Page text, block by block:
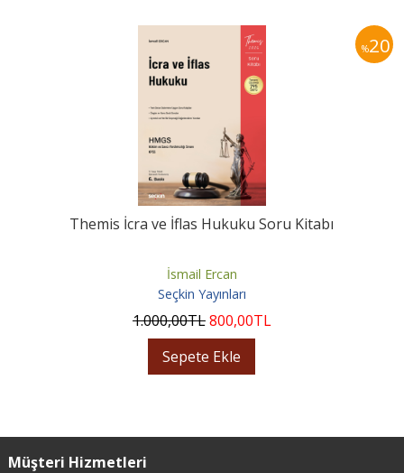
%20
Themis İcra ve İflas Hukuku Soru Kitabı
İsmail Ercan
Seçkin Yayınları
1.000,00TL800,00TL
Sepete Ekle
Müşteri Hizmetleri